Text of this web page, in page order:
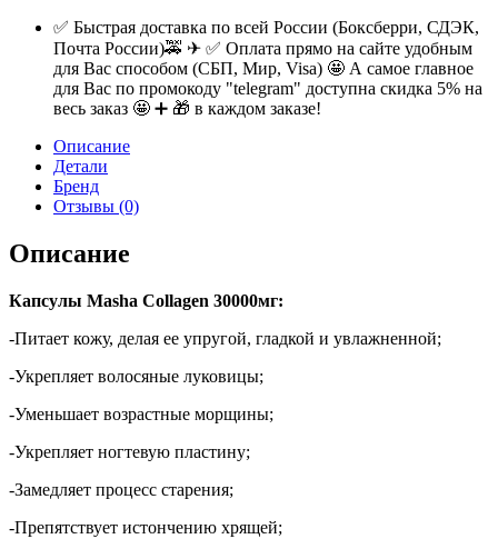
✅ Быстрая доставка по всей России (Боксберри, СДЭК,
Почта России)🚕 ✈ ✅ Оплата прямо на сайте удобным
для Вас способом (СБП, Мир, Visa) 🤩 А самое главное
для Вас по промокоду "telegram" доступна скидка 5% на
весь заказ 🤩 ➕ 🎁 в каждом заказе!
Описание
Детали
Бренд
Отзывы (0)
Описание
Капсулы Masha Collagen 30000мг:
-Питает кожу, делая ее упругой, гладкой и увлажненной;
-Укрепляет волосяные луковицы;
-Уменьшает возрастные морщины;
-Укрепляет ногтевую пластину;
-Замедляет процесс старения;
-Препятствует истончению хрящей;